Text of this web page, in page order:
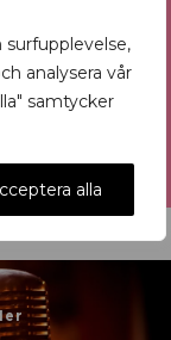
analysera vår
samtycker
alla